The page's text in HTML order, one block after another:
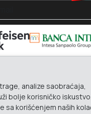
analize saobraćaja,
bolje korisničko
korišćenjem naših